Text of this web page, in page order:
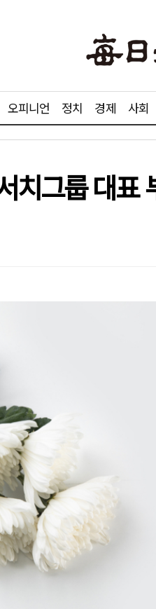
오피니언 정치 경제 사회
치그룹 대표